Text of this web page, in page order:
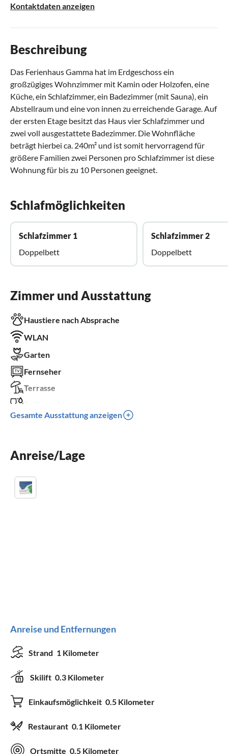
Kontaktdaten anzeigen
Beschreibung
Das Ferienhaus Gamma hat im Erdgeschoss ein
großzügiges Wohnzimmer mit Kamin oder Holzofen, eine
Küche, ein Schlafzimmer, ein Badezimmer (mit Sauna), ein
Abstellraum und eine von innen zu erreichende Garage. Auf
der ersten Etage besitzt das Haus vier Schlafzimmer und
zwei voll ausgestattete Badezimmer. Die Wohnfläche
beträgt hierbei ca. 240m² und ist somit hervorragend für
größere Familien zwei Personen pro Schlafzimmer ist diese
Wohnung für bis zu 10 Personen geeignet.
Schlafmöglichkeiten
Schlafzimmer 1
Doppelbett
Schlafzimmer 2
Doppelbett
Zimmer und Ausstattung
Haustiere nach Absprache
WLAN
Garten
Fernseher
Terrasse
Sauna
Balkon
Gesamte Ausstattung anzeigen
Anreise/Lage
Anreise und Entfernungen
Strand 1 Kilometer
Skilift 0.3 Kilometer
Einkaufsmöglichkeit 0.5 Kilometer
Restaurant 0.1 Kilometer
Ortsmitte 0.5 Kilometer